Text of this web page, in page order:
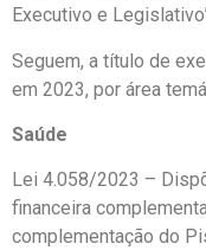
Executivo e
Seguem, a título de
em 2023, por área
Saúde
Lei 4.058/2023 –
financeira
complementação do